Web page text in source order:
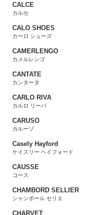
CALCE
カルセ
CALO SHOES
カーロ シューズ
CAMERLENGO
カメルレンゴ
CANTATE
カンタータ
CARLO RIVA
カルロ リーバ
CARUSO
カルーゾ
Casely Hayford
ケイスリー ヘイフォード
CAUSSE
コース
CHAMBORD SELLIER
シャンボール セリエ
CHARVET